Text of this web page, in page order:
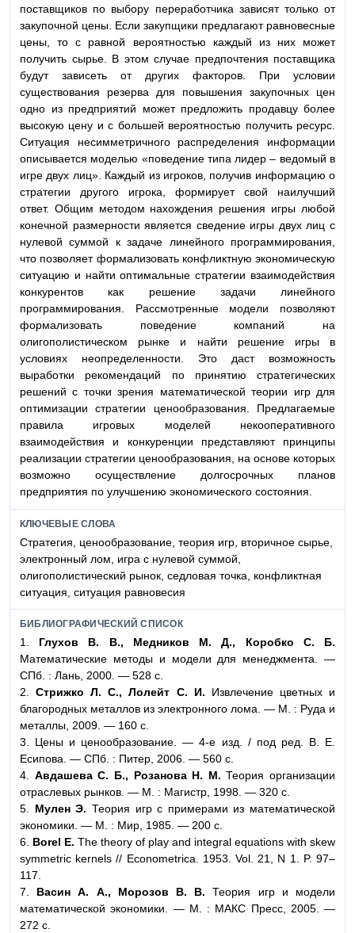
поставщиков по выбору переработчика зависят только от
закупочной цены. Если закупщики предлагают равновесные
цены, то с равной вероятностью каждый из них может
получить сырье. В этом случае предпочтения поставщика
будут зависеть от других факторов. При условии
существования резерва для повышения закупочных цен
одно из предприятий может предложить продавцу более
высокую цену и c большей вероятностью получить ресурс.
Ситуация несимметричного распределения информации
описывается моделью «поведение типа лидер – ведомый в
игре двух лиц». Каждый из игроков, получив информацию о
стратегии другого игрока, формирует свой наилучший
ответ. Общим методом нахождения решения игры любой
конечной размерности является сведение игры двух лиц с
нулевой суммой к задаче линейного программирования,
что позволяет формализовать конфликтную экономическую
ситуацию и найти оптимальные стратегии взаимодействия
конкурентов как решение задачи линейного
программирования. Рассмотренные модели позволяют
формализовать поведение компаний на
олигополистическом рынке и найти решение игры в
условиях неопределенности. Это даст возможность
выработки рекомендаций по принятию стратегических
решений с точки зрения математической теории игр для
оптимизации стратегии ценообразования. Предлагаемые
правила игровых моделей некооперативного
взаимодействия и конкуренции представляют принципы
реализации стратегии ценообразования, на основе которых
возможно осуществление долгосрочных планов
предприятия по улучшению экономического состояния.
КЛЮЧЕВЫЕ СЛОВА
Стратегия, ценообразование, теория игр, вторичное сырье,
электронный лом, игра с нулевой суммой,
олигополистический рынок, седловая точка, конфликтная
ситуация, ситуация равновесия
БИБЛИОГРАФИЧЕСКИЙ СПИСОК
1. Глухов В. В., Медников М. Д., Коробко С. Б.
Математические методы и модели для менеджмента. —
СПб. : Лань, 2000. — 528 с.
2.Стрижко Л. С., Лолейт С. И. Извлечение цветных и
благородных металлов из электронного лома. — М. : Руда и
металлы, 2009. — 160 с.
3. Цены и ценообразование. — 4-е изд. / под ред. В. Е.
Есипова. — СПб. : Питер, 2006. — 560 с.
4. Авдашева С. Б., Розанова Н. М. Теория организации
отраслевых рынков. — М. : Магистр, 1998. — 320 с.
5. Мулен Э. Теория игр с примерами из математической
экономики. — М. : Мир, 1985. — 200 с.
6. Borel E. The theory of play and integral equations with skew
symmetric kernels // Econometrica. 1953. Vol. 21, N 1. P. 97–
117.
7. Васин А. А., Морозов В. В. Теория игр и модели
математической экономики. — М. : МАКС Пресс, 2005. —
272 с.